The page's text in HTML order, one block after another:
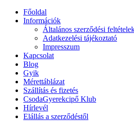
Főoldal
Információk
Általános szerződési
Adatkezelési tájékoztató
Impresszum
Kapcsolat
Blog
Gyik
Mérettáblázat
Szállítás és fizetés
CsodaGyerekcipő Klub
Hírlevél
Elállás a szerződéstől